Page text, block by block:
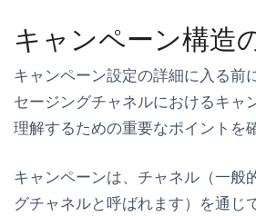
キャンペーン構造
キャンペーン設定の詳細に入る前
セージングチャネルにおけるキャ
理解するための重要なポイントを
キャンペーンは、チャネル（一般
グチャネルと呼ばれます）を通じ